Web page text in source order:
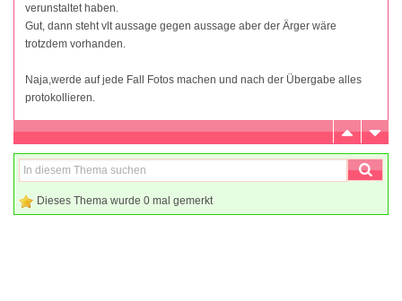
verunstaltet haben.
Gut, dann steht vlt aussage gegen aussage aber der Ärger wäre
trotzdem vorhanden.
Naja,werde auf jede Fall Fotos machen und nach der Übergabe alles
protokollieren.
Dieses Thema wurde 0 mal gemerkt